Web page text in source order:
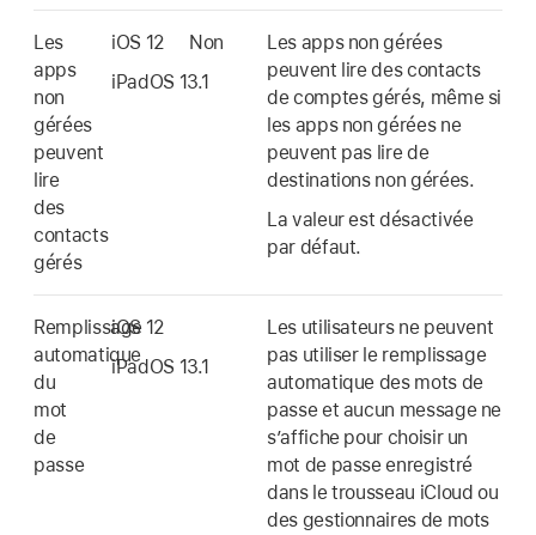
Les
apps
non
gérées
peuvent
lire
des
contacts
gérés
iOS 12
iPadOS 13.1
Non
Les apps non gérées
peuvent lire des contacts
de comptes gérés, même si
les apps non gérées ne
peuvent pas lire de
destinations non gérées.
La valeur est désactivée
par défaut.
Remplissage
automatique
du
mot
de
passe
iOS 12
iPadOS 13.1
Les utilisateurs ne peuvent
pas utiliser le remplissage
automatique des mots de
passe et aucun message ne
s’affiche pour choisir un
mot de passe enregistré
dans letrousseau iCloud ou
des gestionnaires de mots